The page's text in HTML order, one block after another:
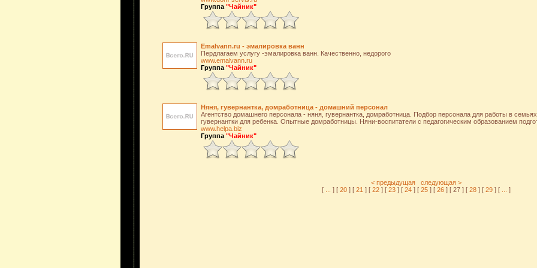
Группа "Чайник"
Emalvann.ru - эмалировка ванн
Пердлагаем услугу -эмалировка ванн. Качественно, недорого
www.emalvann.ru
Группа "Чайник"
Няня, гувернантка, домработница - домашний персонал
Агентство домашнего персонала - няня, гувернантка, домработница. Подбор персонала для работы в
гувернантки для ребенка. Опытные домработницы. Няни-воспитатели с педагогическим образованием
www.helpa.biz
Группа "Чайник"
< предыдущая
следующая >
[... ] [20 ] [21 ] [22 ] [23 ] [24 ] [25 ] [26 ] [ 27 ] [28 ] [29 ] [... ]